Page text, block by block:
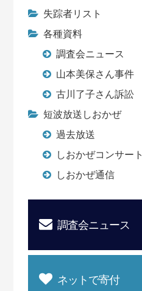
失踪者リスト
各種資料
調査会ニュース
山本美保さん事件
古川了子さん訴訟
短波放送しおかぜ
過去放送
しおかぜコンサート
しおかぜ通信
調査会ニュース
ネットで寄付